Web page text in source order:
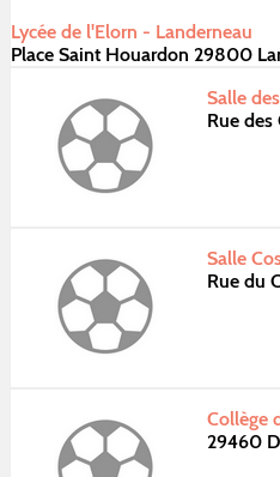
Lycée de l'Elorn - Landerneau
Place Saint Houardon 29800
Salle
Rue
Salle
Rue du
Collège
29460